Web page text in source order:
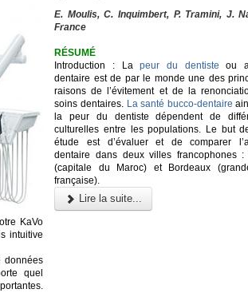
KaVo
intuitive
données
quel
E. Moulis, C. Inquimbert, P. Tramini, J.
France
RÉSUMÉ
Introduction : Lapeur du dentiste ou
dentaire est de par le monde une des
raisons de l’évitement et de la
soins dentaires. La santé bucco-dentaire
la peur du dentiste dépendent de
culturelles entre les populations. Le but
étude est d’évaluer et de comparer
dentaire dans deux villes francophones :
(capitale du Maroc) et Bordeaux
française).
Lire la suite...